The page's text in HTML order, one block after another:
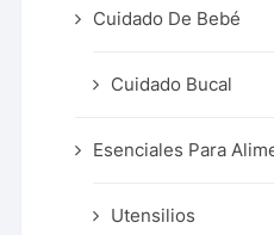
Cuidado De Bebé
Cuidado Bucal
Esenciales Para
Utensilios